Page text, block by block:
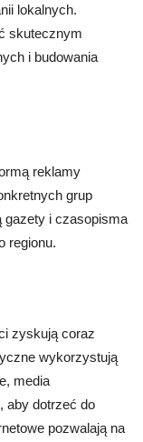
lokalnych.
skutecznym
i budowania
reklamy
grup
gazety i czasopisma
regionu.
zyskują coraz
wykorzystują
media
aby dotrzeć do
pozwalają na